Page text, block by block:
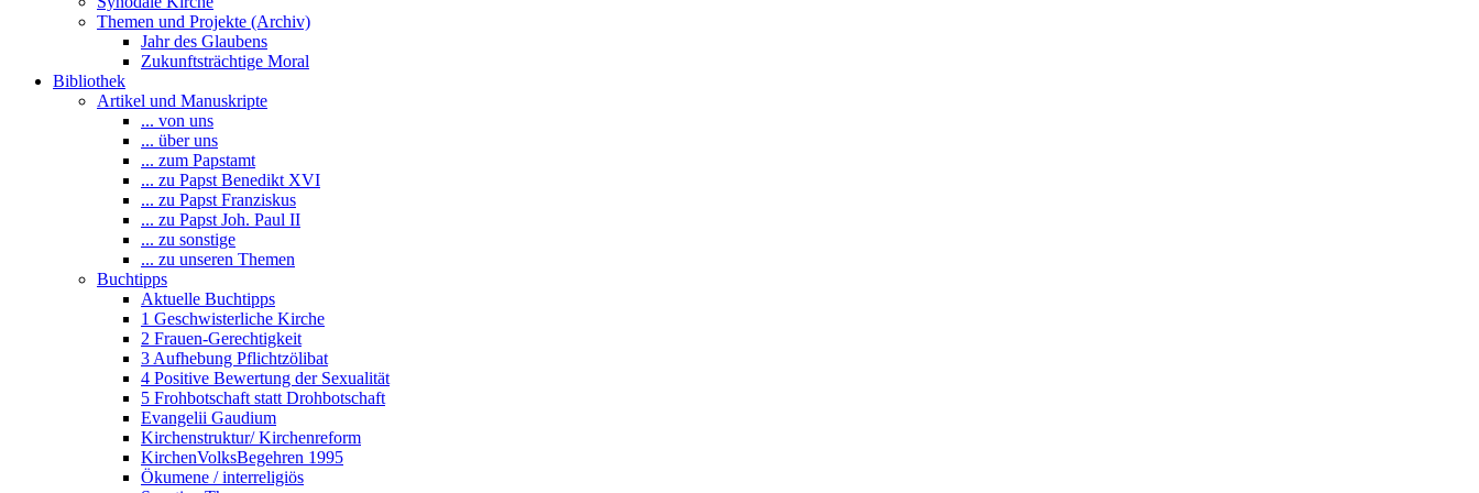
Themen und Projekte (Archiv)
Jahr des Glaubens
Zukunftsträchtige Moral
Bibliothek
Artikel und Manuskripte
... von uns
... über uns
... zum Papstamt
... zu Papst Benedikt XVI
... zu Papst Franziskus
... zu Papst Joh. Paul II
... zu sonstige
... zu unseren Themen
Buchtipps
Aktuelle Buchtipps
1 Geschwisterliche Kirche
2 Frauen-Gerechtigkeit
3 Aufhebung Pflichtzölibat
4 Positive Bewertung der Sexualität
5 Frohbotschaft statt Drohbotschaft
Evangelii Gaudium
Kirchenstruktur/ Kirchenreform
KirchenVolksBegehren 1995
Ökumene / interreligiös